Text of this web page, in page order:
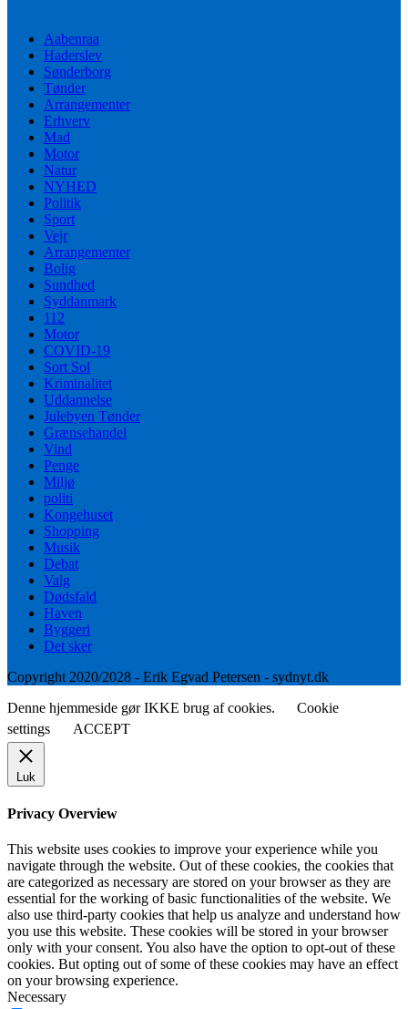
Aabenraa
Haderslev
Sønderborg
Tønder
Arrangementer
Erhverv
Mad
Motor
Natur
NYHED
Politik
Sport
Vejr
Arrangementer
Bolig
Sundhed
Syddanmark
112
Motor
COVID-19
Sort Sol
Kriminalitet
Uddannelse
Julebyen Tønder
Grænsehandel
Vind
Penge
Miljø
politi
Kongehuset
Shopping
Musik
Debat
Valg
Dødsfald
Haven
Byggeri
Det sker
Copyright 2020/2028 - Erik Egvad Petersen - sydnyt.dk
Denne hjemmeside gør IKKE brug af cookies.
Cookie
settings
ACCEPT
Luk
Privacy Overview
This website uses cookies to improve your experience while you
navigate through the website. Out of these cookies, the cookies that
are categorized as necessary are stored on your browser as they are
essential for the working of basic functionalities of the website. We
also use third-party cookies that help us analyze and understand how
you use this website. These cookies will be stored in your browser
only with your consent. You also have the option to opt-out of these
cookies. But opting out of some of these cookies may have an effect
on your browsing experience.
Necessary